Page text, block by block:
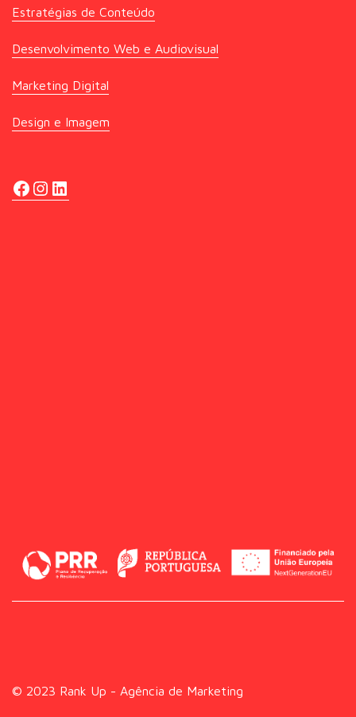
Estratégias de Conteúdo
Desenvolvimento Web e Audiovisual
Marketing Digital
Design e Imagem
© 2023 Rank Up - Agência de Marketing